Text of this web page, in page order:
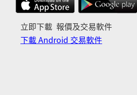
立即下載 報價及交易軟件
下載 Android 交易軟件